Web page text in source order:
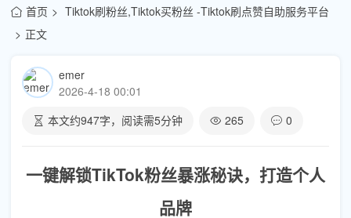
首页
Tiktok刷粉丝,Tiktok买粉丝 -Tiktok刷点赞自助服务平台
正文
emer
2026-4-18 00:01
本文约947字，阅读需5分钟 265 0
一键解锁TikTok粉丝暴涨秘诀，打造个人
品牌